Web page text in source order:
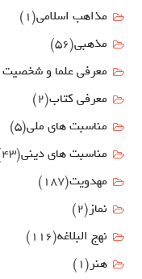
مذاهب اسلامی(1)
مذهبی(56)
معرفی علما و شخصیت
معرفی کتاب(2)
مناسبت هاي ملي(5)
مناسبت های دینی(43)
مهدويت(187)
نماز(2)
نهج البلاغه(116)
هنر(1)